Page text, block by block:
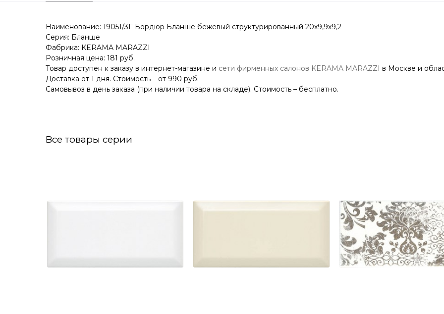
Наименование: 19051/3F Бордюр Бланше бежевый структурированный 20х9,9х9,2
Серия: Бланше
Фабрика: KERAMA MARAZZI
Розничная цена: 181 руб.
Товар доступен к заказу в интернет-магазине и сети фирменных салонов KERAMA MARAZZI в Москве и
Доставка от 1 дня. Стоимость – от 990 руб.
Самовывоз в день заказа (при наличии товара на складе). Стоимость – бесплатно.
Все товары серии